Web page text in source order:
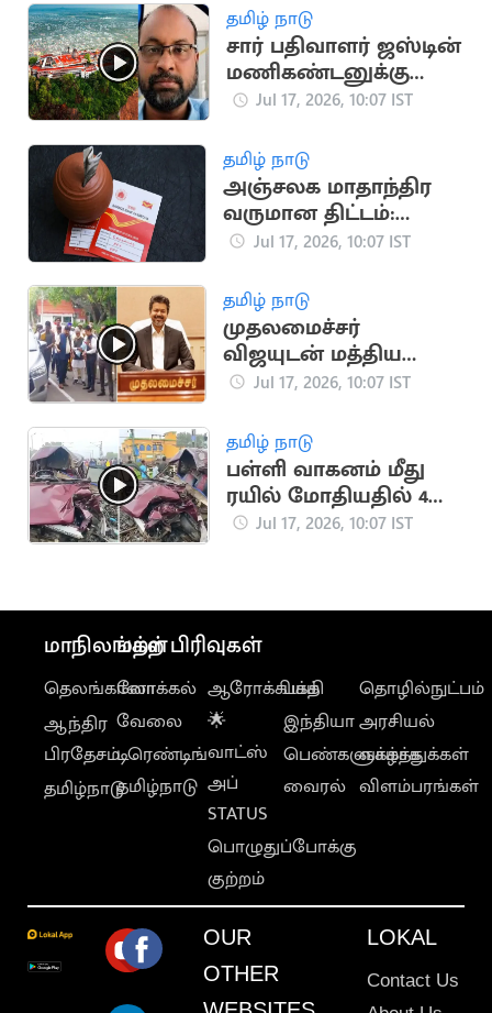
தமிழ் நாடு
சார் பதிவாளர் ஜஸ்டின்
மணிகண்டனுக்கு
நிபந்தனையுடன்
Jul 17, 2026, 10:07 IST
தமிழ் நாடு
அஞ்சலக மாதாந்திர
வருமான திட்டம்:
வங்கி கணக்கில்
Jul 17, 2026, 10:07 IST
தமிழ் நாடு
முதலமைச்சர்
விஜயுடன் மத்திய
இணையமைச்சர்
சந்திப்பு
Jul 17, 2026, 10:07 IST
தமிழ் நாடு
பள்ளி வாகனம் மீது
ரயில் மோதியதில் 4
குழந்தைகள் பலி
Jul 17, 2026, 10:07 IST
மாநிலங்கள்
தெலங்கானா
ஆந்திர
பிரதேசம்
தமிழ்நாடு
மற்ற பிரிவுகள்
லோக்கல்
வேலை
டிரெண்டிங்
தமிழ்நாடு
ஆரோக்கியம்
🌟
வாட்ஸ்
அப்
STATUS
பொழுதுப்போக்கு
குற்றம்
பக்தி
இந்தியா
பெண்களுக்காக
வைரல்
தொழில்நுட்பம்
அரசியல்
வாழ்த்துக்கள்
விளம்பரங்கள்
OUR
OTHER
LOKAL
Contact Us